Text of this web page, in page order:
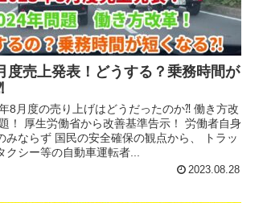
度売上発表！どうする？乗務時間が
8月度の売り上げはどうだったのか⁈ 働き方改
！ 厚生労働省から改善基準告示！ 労働者自身
みならず 国民の安全確保の観点から、 トラッ
クシー等の自動車運転者...
2023.08.28